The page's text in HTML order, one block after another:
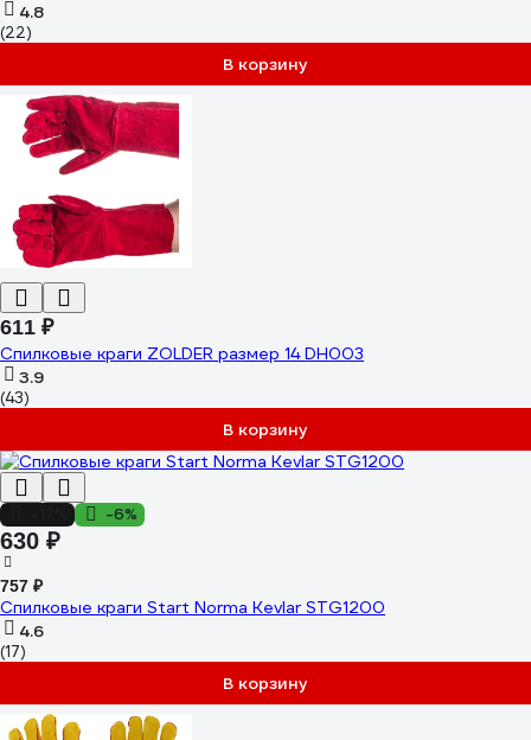
4.8
(22)
В корзину
611 ₽
Спилковые краги ZOLDER размер 14 DH003
3.9
(43)
В корзину
-6%
630 ₽
757 ₽
Спилковые краги Start Norma Kevlar STG1200
4.6
(17)
В корзину